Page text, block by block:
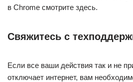
в Chrome смотрите здесь.
Свяжитесь с
Если все ваши действия так и не
отключает интернет, вам